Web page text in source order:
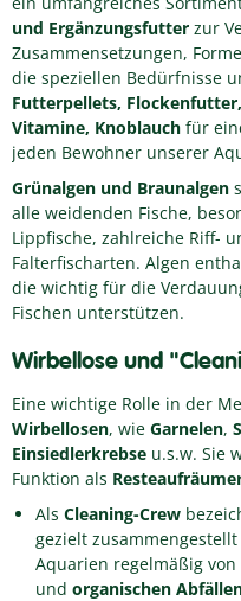
und Ergänzungsfutter zur
Zusammensetzungen,
die speziellen Bedürfnisse
Futterpellets,
Vitamine, Knoblauch für
jeden Bewohner unserer
Grünalgen und Braunalgen
alle weidenden Fische,
Lippfische, zahlreiche Riff-
Falterfischarten. Algen
die wichtig für die
Fischen unterstützen.
Wirbellose und
Eine wichtige Rolle in der
Wirbellosen, wie Garnelen,
Einsiedlerkrebse u.s.w. Sie
Funktion als
Als Cleaning-Crew
gezielt
Aquarien regelmäßig von
und organischen